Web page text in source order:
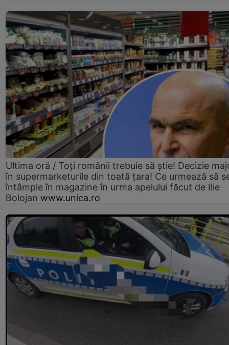
Ultima oră / Toți românii trebuie să știe! Decizie
în supermarketurile din toată țara! Ce urmează să
întâmple în magazine în urma apelului făcut de Ilie
Bolojan www.unica.ro